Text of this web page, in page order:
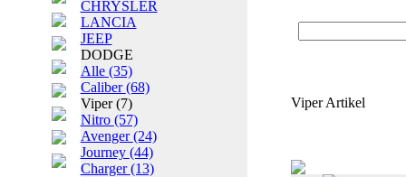
CHRYSLER
LANCIA
JEEP
DODGE
Alle (35)
Caliber(68)
Viper(7)
Nitro (57)
Avenger(24)
Journey (44)
Charger(13)
Viper Artikel